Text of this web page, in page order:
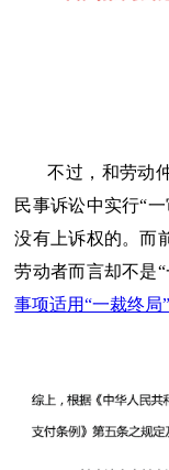
不过，和劳动
民事诉讼中实行“
没有上诉权的。而
劳动者而言却不是
事项适用“一裁终局”